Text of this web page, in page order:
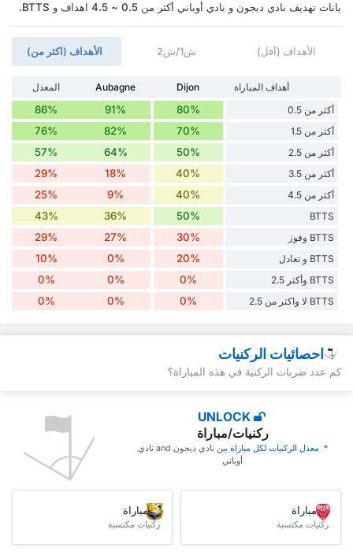
يانات تهديف نادي ديجون و نادي أوباني أكثر من 0.5 ~ 4.5 اهداف و BTTS.
الأهداف (اكثر من) ش1/ش2 الأهداف (أقل)
أهداف المباراة Dijon
Aubagne
المعدل
أكثر من 0.5
80%
91%
86%
أكثر من 1.5 70%
82%
76%
أكثر من 2.5 50%
64%
57%
أكثر من 3.5 40%
18%
29%
أكثر من 4.5 40%
9%
25%
BTTS
50%
36%
43%
BTTS وفوز 30%
27%
29%
BTTS و تعادل 20%
0%
10%
BTTS وأكثر 2.5 0%
0%
0%
BTTS لا واكثر من 2.5 0%
0%
0%
احصائيات الركنيات
كم عدد ضربات الركنية في هذه المباراة؟
UNLOCK
ركنيات/مباراة
* ‏ ‏معدل الركنيات لكل مباراة
‏بين نادي ديجون and نادي
أوباني
/مباراة
ركنيات مكتسبة
/مباراة
ركنيات مكتسبة